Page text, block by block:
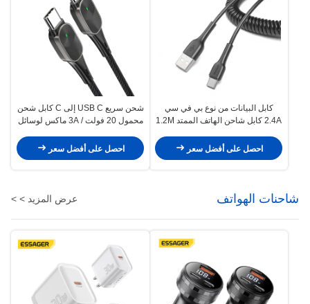
كابل البيانات من نوع بي في سي
2.4A كابل شاحن الهاتف الممتد 1.2M
احصل على أفضل سعر
شحن سريع USB C إلى C كابل شحن
محمول 20 فولت / 3A ماكس لوسائل
احصل على أفضل سعر
شاحنات الهواتف عرض المزيد > >